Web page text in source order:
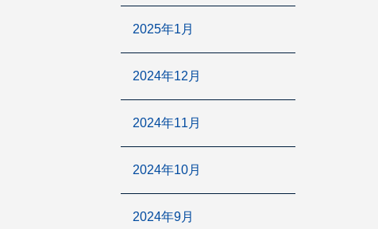
2025年1月
2024年12月
2024年11月
2024年10月
2024年9月